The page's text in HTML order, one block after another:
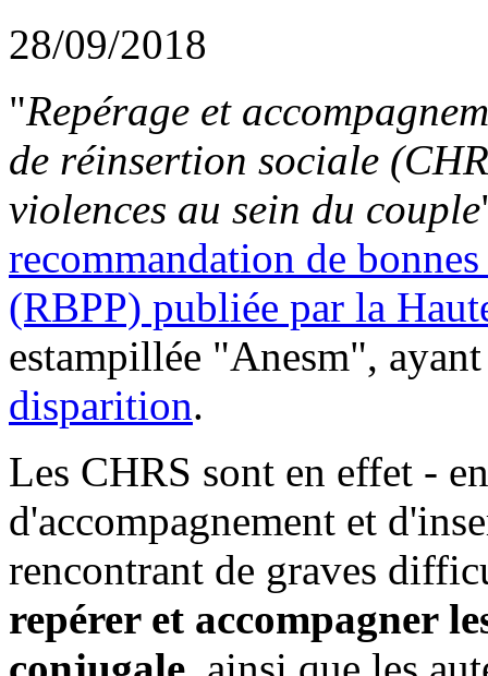
28/09/2018
"Repérage et
de réinsertion sociale
violences au sein du couple
recommandation de
(RBPP) publiée par la
estampillée "Anesm",
disparition.
Les CHRS sont en effet -
d'accompagnement et
rencontrant de graves
repérer et accompagner